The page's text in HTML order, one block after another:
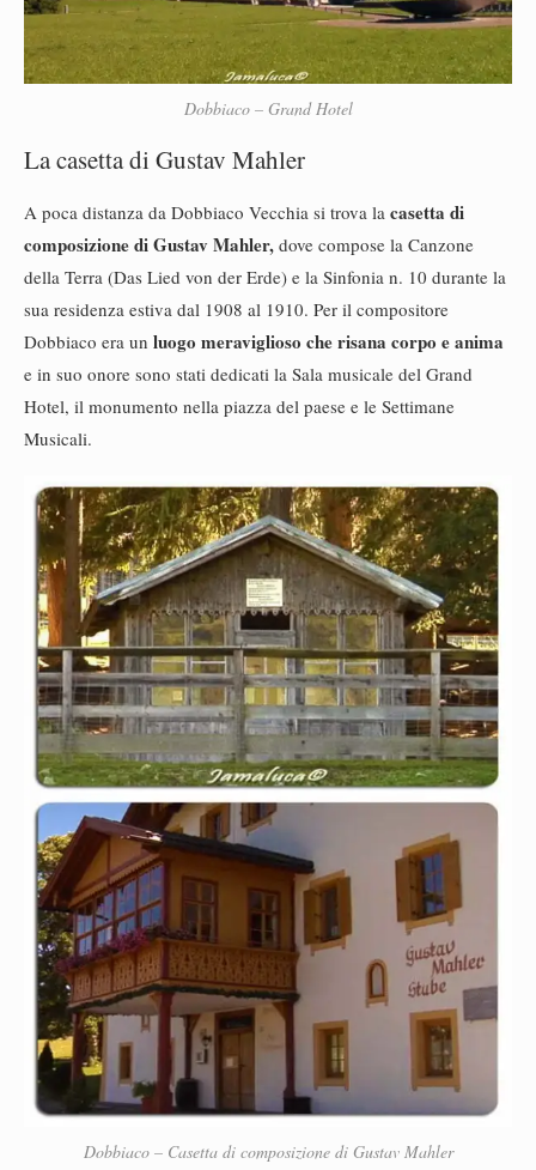
Dobbiaco – Grand Hotel
La casetta di Gustav Mahler
A poca distanza da Dobbiaco Vecchia si trova la casetta di
composizione di Gustav Mahler, dove compose la Canzone
della Terra (Das Lied von der Erde) e la Sinfonia n. 10 durante la
sua residenza estiva dal 1908 al 1910. Per il compositore
Dobbiaco era un luogo meraviglioso che risana corpo e anima
e in suo onore sono stati dedicati la Sala musicale del Grand
Hotel, il monumento nella piazza del paese e le Settimane
Musicali.
Dobbiaco – Casetta di composizione di Gustav Mahler